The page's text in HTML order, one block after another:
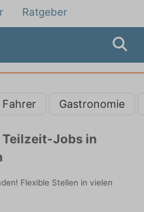
Ratgeber
Fahrer Gastronomie
Jobs in
Flexible Stellen in vielen